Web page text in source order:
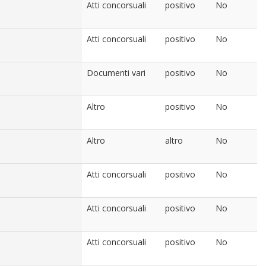
Atti concorsuali positivo No
Atti concorsuali positivo No
Documenti vari positivo No
Altro positivo No
Altro altro No
Atti concorsuali positivo No
Atti concorsuali positivo No
Atti concorsuali positivo No